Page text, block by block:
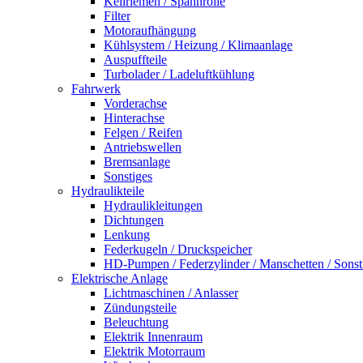
Filter
Motoraufhängung
Kühlsystem / Heizung / Klimaanlage
Auspuffteile
Turbolader / Ladeluftkühlung
Fahrwerk
Vorderachse
Hinterachse
Felgen / Reifen
Antriebswellen
Bremsanlage
Sonstiges
Hydraulikteile
Hydraulikleitungen
Dichtungen
Lenkung
Federkugeln / Druckspeicher
HD-Pumpen / Federzylinder / Manschetten /
Elektrische Anlage
Lichtmaschinen / Anlasser
Zündungsteile
Beleuchtung
Elektrik Innenraum
Elektrik Motorraum